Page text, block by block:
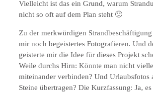
Vielleicht ist das ein Grund, warum
nicht so oft auf dem Plan steht 🙂
Zu der merkwürdigen
mir noch begeistertes Fotografieren. Und
geisterte mir die Idee für dieses Projekt
Weile durchs Hirn: Könnte man nicht
miteinander verbinden? Und Urlaubsfotos
Steine übertragen? Die Kurzfassung: Ja,